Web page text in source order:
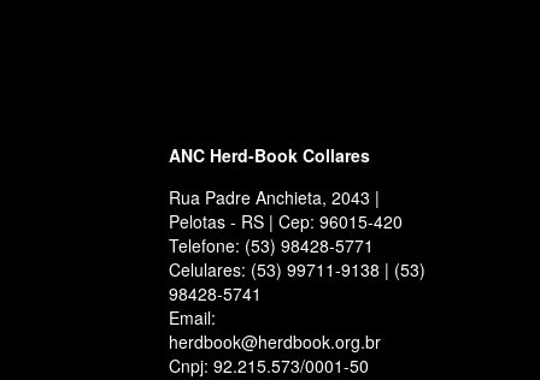
ANC Herd-Book Collares
Rua Padre Anchieta, 2043 |
Pelotas - RS | Cep: 96015-420
Telefone: (53) 98428-5771
Celulares: (53) 99711-9138 | (53)
98428-5741
Email:
herdbook@herdbook.org.br
Cnpj: 92.215.573/0001-50